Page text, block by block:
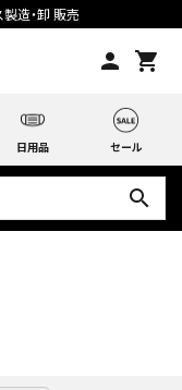
製造・卸 販売
person shopping_cart
日用品 セール
search